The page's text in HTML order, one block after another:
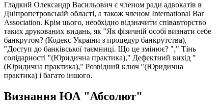
Гладкий Олександр Васильович є членом ради адвокатів в
Дніпропетровській області, а також членом International Bar
Association. Крім цього, необхідно відзначити співавторство
таких друкованих видань, як "Як фізичній особі визнати себе
банкрутом? (Кодекс України з процедур банкрутства),
"Доступ до банківської таємниці. Що це змінює? "," Тінь
солідарності "(Юридична практика)," Дефектний вихід "
(Юридична практика)," Розвідний ключ "(Юридична
практика) і багато іншого.
Визнання ЮА "Абсолют"